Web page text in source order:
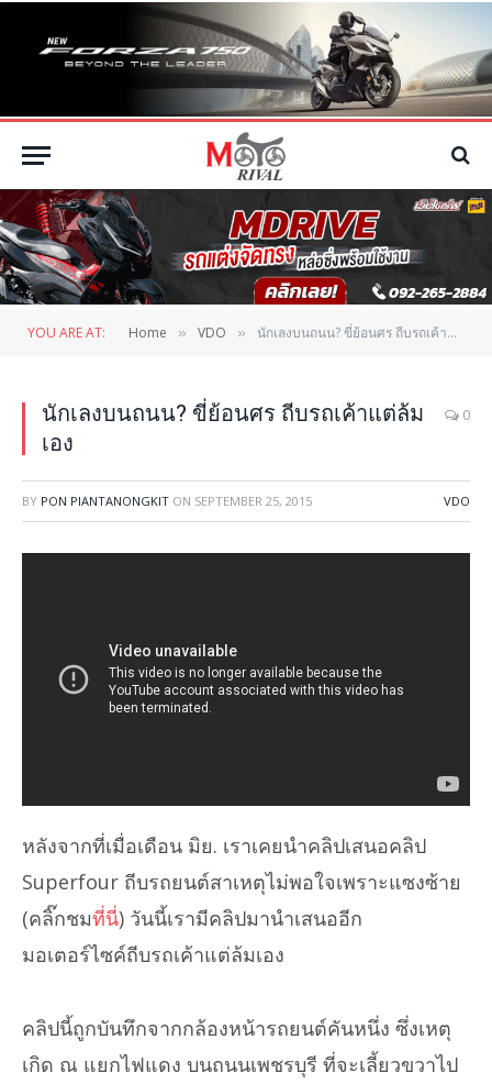
YOU ARE AT: Home » VDO » นักเลงบนถนน? ขี่ย้อนศร ถีบรถเค้าแต่ล้มเอง
นักเลงบนถนน? ขี่ย้อนศร ถีบรถเค้าแต่ล้ม
เอง
0
BY PON PIANTANONGKIT ON SEPTEMBER 25, 2015 VDO
หลังจากที่เมื่อเดือน มิย. เราเคยนำคลิปเสนอคลิป
Superfour ถีบรถยนต์สาเหตุไม่พอใจเพราะแซงซ้าย
(คลิ๊กชมที่นี่) วันนี้เรามีคลิปมานำเสนออีก
มอเตอร์ไซค์ถีบรถเค้าแต่ล้มเอง
คลิปนี้ถูกบันทึกจากกล้องหน้ารถยนต์คันหนึ่ง ซึ่งเหตุ
เกิด ณ แยกไฟแดง บนถนนเพชรบุรี ที่จะเลี้ยวขวาไป